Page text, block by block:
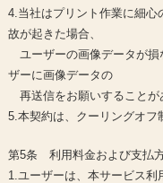
4.当社はプリント作業に細
故が起きた場合、
ユーザーの画像データが損
ザーに画像データの
再送信をお願いすることが
5.本契約は、クーリングオフ
第5条 利用料金および支払
1.ユーザーは、本サービス利